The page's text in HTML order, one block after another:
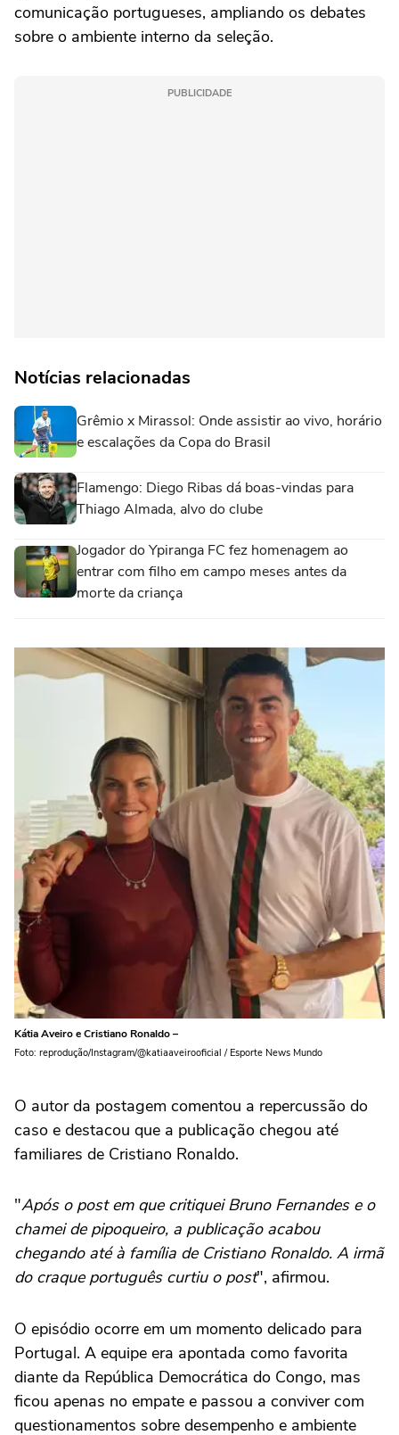
comunicação portugueses, ampliando os debates
sobre o ambiente interno da seleção.
PUBLICIDADE
Notícias relacionadas
Grêmio x Mirassol: Onde assistir ao vivo, horário
e escalações da Copa do Brasil
Flamengo: Diego Ribas dá boas-vindas para
Thiago Almada, alvo do clube
Jogador do Ypiranga FC fez homenagem ao
entrar com filho em campo meses antes da
morte da criança
Kátia Aveiro e Cristiano Ronaldo –
Foto: reprodução/Instagram/@katiaaveirooficial / Esporte News Mundo
O autor da postagem comentou a repercussão do
caso e destacou que a publicação chegou até
familiares de Cristiano Ronaldo.
"Após o post em que critiquei Bruno Fernandes e o
chamei de pipoqueiro, a publicação acabou
chegando até à família de Cristiano Ronaldo. A irmã
do craque português curtiu o post", afirmou.
O episódio ocorre em um momento delicado para
Portugal. A equipe era apontada como favorita
diante da República Democrática do Congo, mas
ficou apenas no empate e passou a conviver com
questionamentos sobre desempenho e ambiente